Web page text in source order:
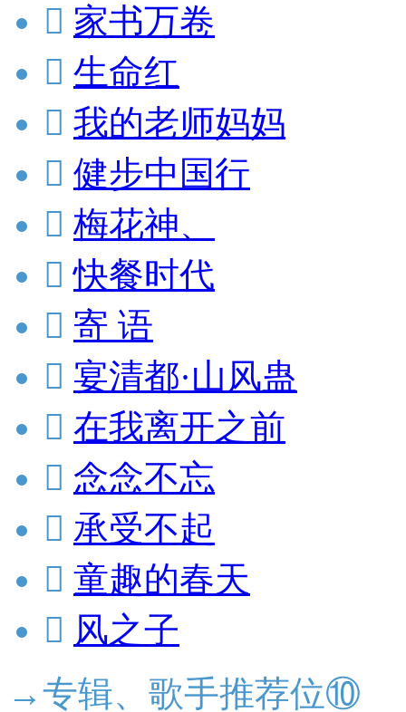
 家书万卷
 生命红
 我的老师妈妈
 健步中国行
 梅花神、
 快餐时代
 寄 语
 宴清都·山风蛊
 在我离开之前
 念念不忘
 承受不起
 童趣的春天
 风之子
→专辑、歌手推荐位⑩